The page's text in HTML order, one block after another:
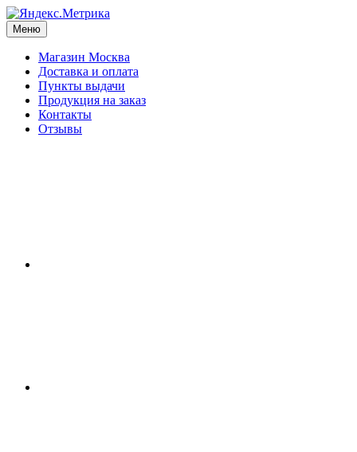
Меню
Магазин Москва
Доставка и оплата
Пункты выдачи
Продукция на заказ
Контакты
Отзывы